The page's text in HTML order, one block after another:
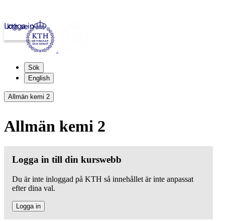
kth.se
Logga in
Sök
English
Allmän kemi 2
Allmän kemi 2
Logga in till din kurswebb
Du är inte inloggad på KTH så innehållet är inte anpassat
efter dina val.
Logga in